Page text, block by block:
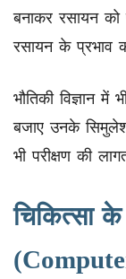
बनाकर रसायन को
रसायन के प्रभाव
भौतिकी विज्ञान
बजाए उनके
भी परीक्षण की
चिकित्सा